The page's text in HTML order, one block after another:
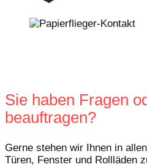
Sie haben Fragen
beauftragen?
Gerne stehen wir Ihnen in
Türen, Fenster und Rollläden